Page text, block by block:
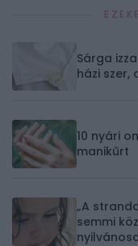
Sárga
házi szer,
10 nyári
manikűrt
„A
semmi